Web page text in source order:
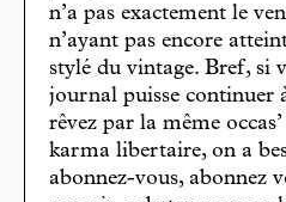
n’a pas exactement le
n’ayant pas encore
stylé du vintage. Bref, si
journal puisse continuer
rêvez par la même
karma libertaire, on a
abonnez-vous, abonnez